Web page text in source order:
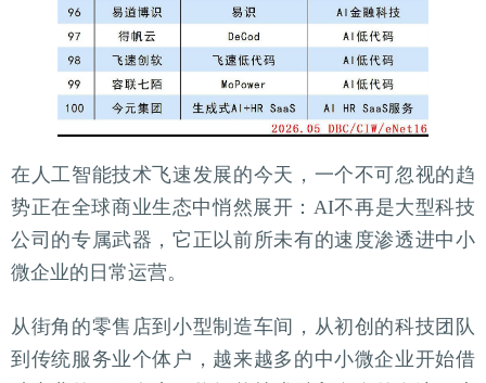
在人工智能技术飞速发展的今天，一个不可忽视的趋
势正在全球商业生态中悄然展开：AI不再是大型科技
公司的专属武器，它正以前所未有的速度渗透进中小
微企业的日常运营。
从街角的零售店到小型制造车间，从初创的科技团队
到传统服务业个体户，越来越多的中小微企业开始借